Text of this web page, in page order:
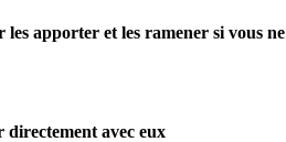
apporter et les ramener si vous ne
directement avec eux